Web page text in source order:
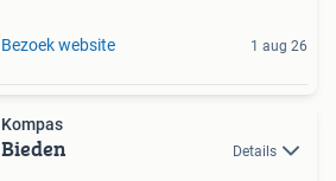
Bezoek website 1 aug 26
Kompas
Bieden Details